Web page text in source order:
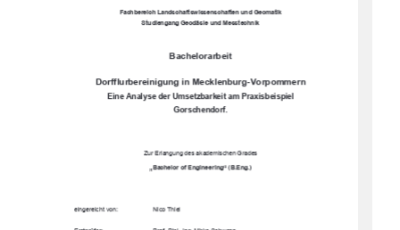
Fachbereich Landschaftswissenschaften und Geomatik
Studiengang Geodäsie und Messtechnik
Bachelorarbeit
Dorfflurbereinigung in Mecklenburg-Vorpommern
Eine Analyse der Umsetzbarkeit am Praxisbeispiel
Gorschendorf.
Zur Erlangung des akademischen Grades
„Bachelor of Engineering“ (B.Eng.)
eingereicht von: Nico Thiel